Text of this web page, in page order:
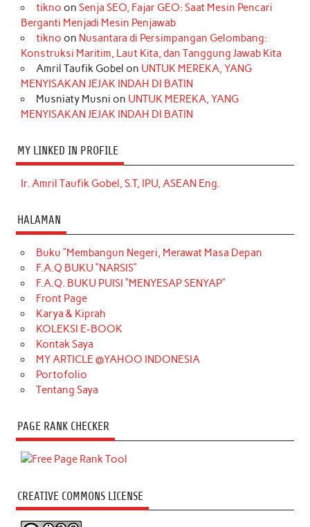
tikno on Senja SEO, Fajar GEO: Saat Mesin Pencari
Berganti Menjadi Mesin Penjawab
tikno on Nusantara di Persimpangan Gelombang:
Konstruksi Maritim, Laut Kita, dan Tanggung Jawab Kita
Amril Taufik Gobel on UNTUK MEREKA, YANG
MENYISAKAN JEJAK INDAH DI BATIN
Musniaty Musni on UNTUK MEREKA, YANG
MENYISAKAN JEJAK INDAH DI BATIN
MY LINKED IN PROFILE
Ir. Amril Taufik Gobel, S.T, IPU, ASEAN Eng.
HALAMAN
Buku “Membangun Negeri, Merawat Masa Depan
F.A.Q BUKU “NARSIS”
F.A.Q. BUKU PUISI “MENYESAP SENYAP”
Front Page
Karya & Kiprah
KOLEKSI E-BOOK
Kontak Saya
MY ARTICLE @YAHOO INDONESIA
Portofolio
Tentang Saya
PAGE RANK CHECKER
CREATIVE COMMONS LICENSE